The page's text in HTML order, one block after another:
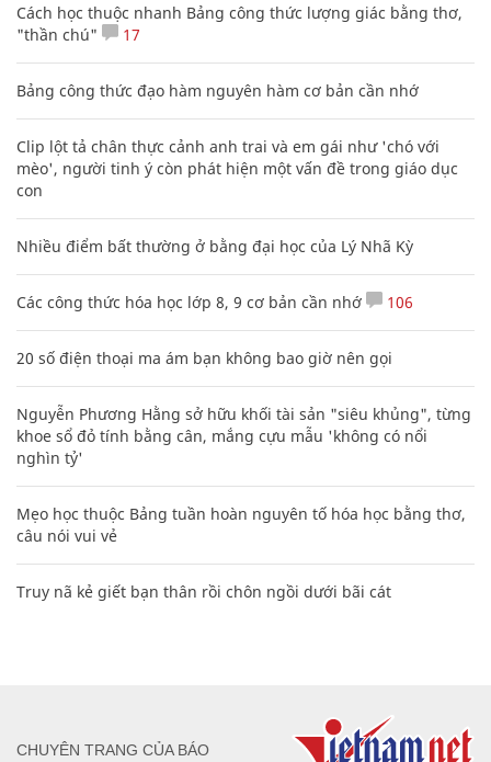
Cách học thuộc nhanh Bảng công thức lượng giác bằng thơ,
"thần chú"
17
Bảng công thức đạo hàm nguyên hàm cơ bản cần nhớ
Clip lột tả chân thực cảnh anh trai và em gái như 'chó với
mèo', người tinh ý còn phát hiện một vấn đề trong giáo dục
con
Nhiều điểm bất thường ở bằng đại học của Lý Nhã Kỳ
Các công thức hóa học lớp 8, 9 cơ bản cần nhớ 106
20 số điện thoại ma ám bạn không bao giờ nên gọi
Nguyễn Phương Hằng sở hữu khối tài sản "siêu khủng", từng
khoe sổ đỏ tính bằng cân, mắng cựu mẫu 'không có nổi
nghìn tỷ'
Mẹo học thuộc Bảng tuần hoàn nguyên tố hóa học bằng thơ,
câu nói vui vẻ
Truy nã kẻ giết bạn thân rồi chôn ngồi dưới bãi cát
CHUYÊN TRANG CỦA BÁO